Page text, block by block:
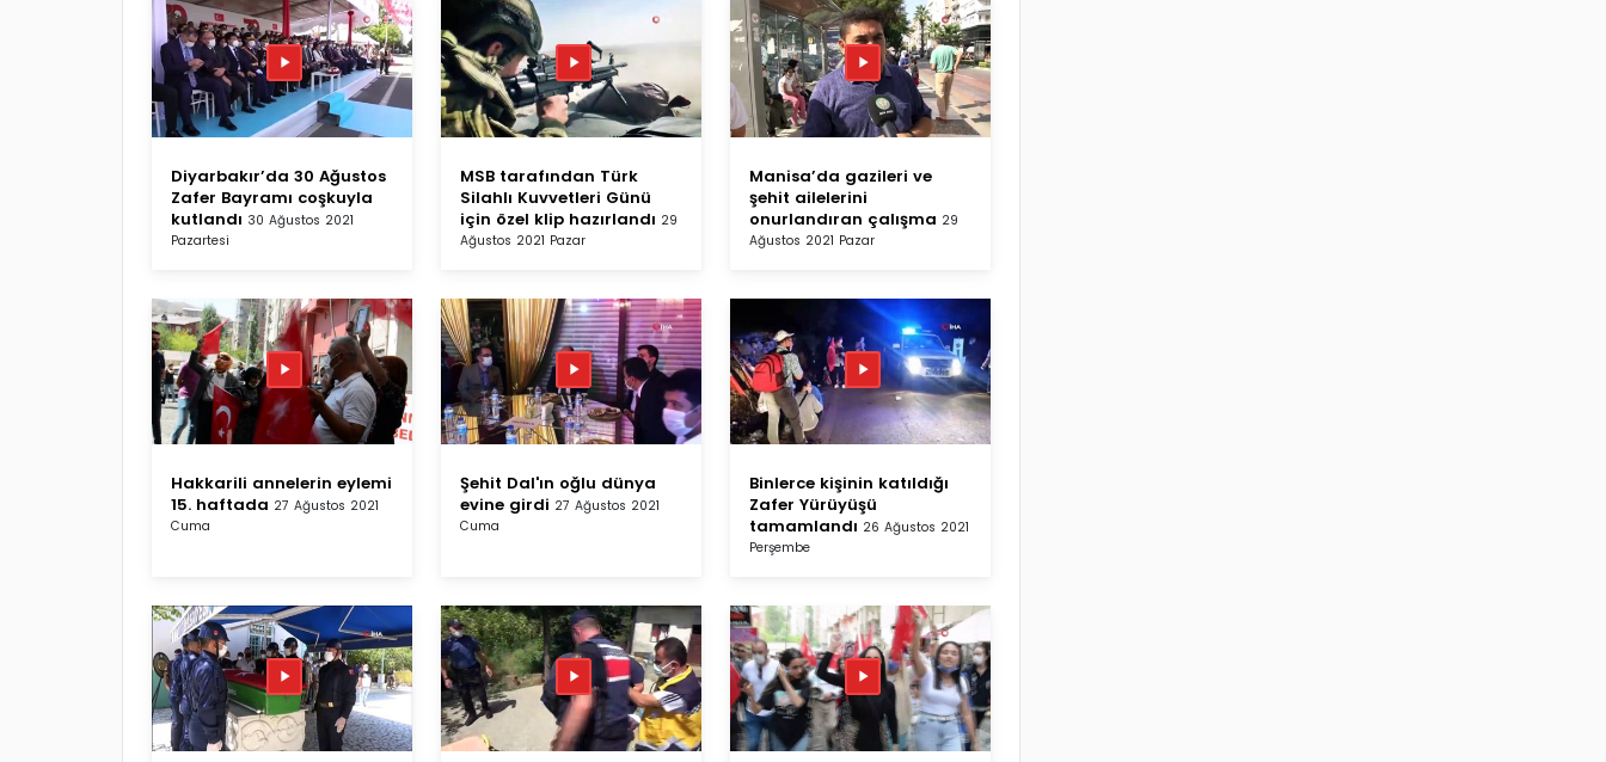
Diyarbakır’da 30 Ağustos
Zafer Bayramı coşkuyla
kutlandı 30 Ağustos 2021
Pazartesi
MSB tarafından Türk
Silahlı Kuvvetleri Günü
için özel klip hazırlandı 29
Ağustos 2021 Pazar
Manisa’da gazileri ve
şehit ailelerini
onurlandıran çalışma 29
Ağustos 2021 Pazar
Hakkarili annelerin eylemi
15. haftada 27 Ağustos 2021
Cuma
Şehit Dal'ın oğlu dünya
evine girdi 27 Ağustos 2021
Cuma
Binlerce kişinin katıldığı
Zafer Yürüyüşü
tamamlandı 26 Ağustos 2021
Perşembe